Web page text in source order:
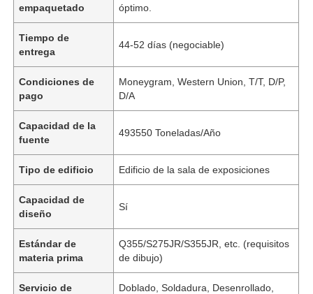
empaquetado
óptimo.
Tiempo de
entrega
44-52 días (negociable)
Condiciones de
pago
Moneygram, Western Union, T/T, D/P,
D/A
Capacidad de la
fuente
493550 Toneladas/Año
Tipo de edificio Edificio de la sala de exposiciones
Capacidad de
diseño
Sí
Estándar de
materia prima
Q355/S275JR/S355JR, etc. (requisitos
de dibujo)
Servicio de
Doblado, Soldadura, Desenrollado,